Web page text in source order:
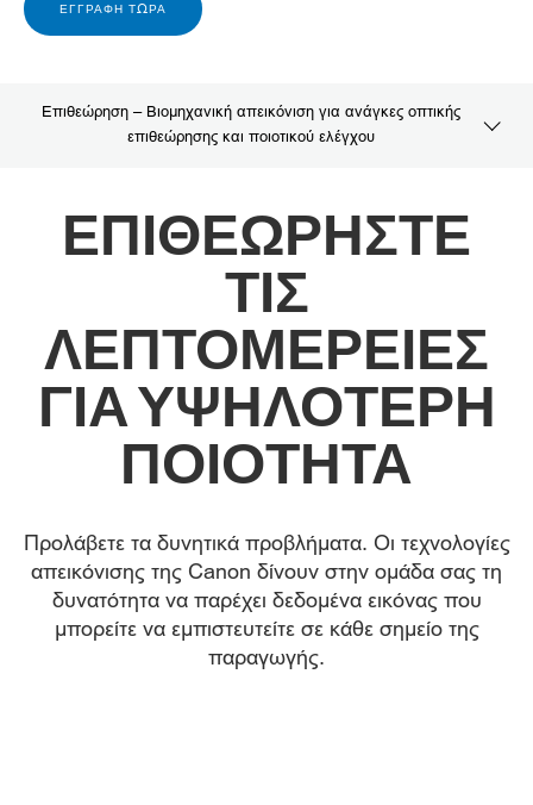
ΕΓΓΡΑΦΉ ΤΏΡΑ
Επιθεώρηση – Βιομηχανική απεικόνιση για ανάγκες οπτικής
επιθεώρησης και ποιοτικού ελέγχου
ΛύσειςΕΠΙΘΕΩΡΗΣΤΕ
ΤΙΣ
ΛΕΠΤΟΜΕΡΕΙΕΣ
ΓΙΑ ΥΨΗΛΟΤΕΡΗ
ΠΟΙΟΤΗΤΑ
Προλάβετε τα δυνητικά προβλήματα. Οι τεχνολογίες
απεικόνισης της Canon δίνουν στην ομάδα σας τη
δυνατότητα να παρέχει δεδομένα εικόνας που
μπορείτε να εμπιστευτείτε σε κάθε σημείο της
παραγωγής.